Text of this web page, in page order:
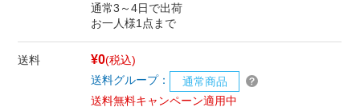
通常3～4日で出荷
お一人様1点まで
送料 ¥0(税込)
送料グループ：
通常商品
送料無料キャンペーン適用中